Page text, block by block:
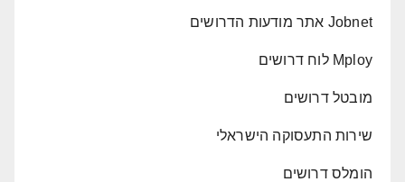
Jobnet אתר מודעות הדרושים
Mploy לוח דרושים
מובטל דרושים
שירות התעסוקה הישראלי
הומלס דרושים